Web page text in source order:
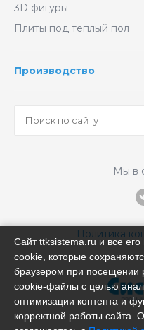
3D фигуры
Плиты под теплый пол
Производство
Мы в
Политика
Сайт ttksistema.ru и все
cookie, которые
браузером при
cookie‑файлы с целью
оптимизации контента и
корректной работы сайта.